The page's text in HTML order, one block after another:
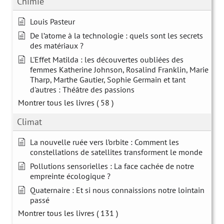
Louis Pasteur
De l’atome à la technologie : quels sont les secrets
des matériaux ?
L'Effet Matilda : les découvertes oubliées des
femmes Katherine Johnson, Rosalind Franklin, Marie
Tharp, Marthe Gautier, Sophie Germain et tant
d'autres : Théâtre des passions
Montrer tous les livres ( 58 )
Climat
La nouvelle ruée vers l’orbite : Comment les
constellations de satellites transforment le monde
Pollutions sensorielles : La face cachée de notre
empreinte écologique ?
Quaternaire : Et si nous connaissions notre lointain
passé
Montrer tous les livres ( 131 )